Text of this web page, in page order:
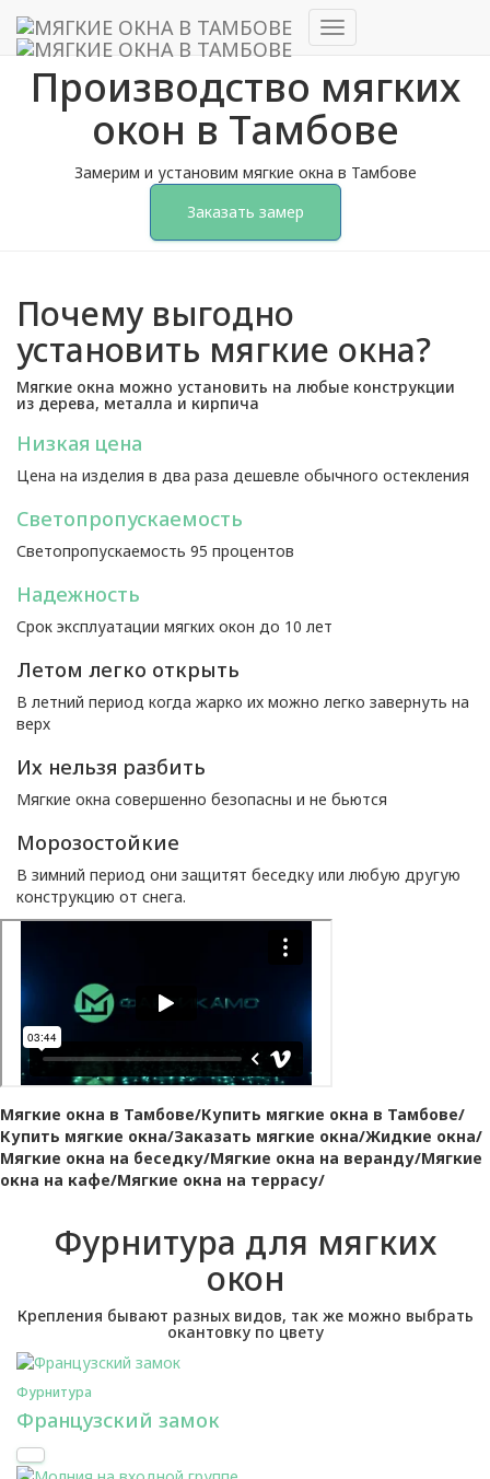
Переключить
Производство мягких
окон в Тамбове
Замерим и установим мягкие окна в Тамбове
Заказать замер
Почему выгодно
установить мягкие окна?
Мягкие окна можно установить на любые конструкции
из дерева, металла и кирпича
Низкая цена
Цена на изделия в два раза дешевле обычного остекления
Светопропускаемость
Светопропускаемость 95 процентов
Надежность
Срок эксплуатации мягких окон до 10 лет
Летом легко открыть
В летний период когда жарко их можно легко завернуть на
верх
Их нельзя разбить
Мягкие окна совершенно безопасны и не бьются
Морозостойкие
В зимний период они защитят беседку или любую другую
конструкцию от снега.
Мягкие окна в Тамбове/Купить мягкие окна в Тамбове/
Купить мягкие окна/Заказать мягкие окна/Жидкие окна/
Мягкие окна на беседку/Мягкие окна на веранду/Мягкие
окна на кафе/Мягкие окна на террасу/
Фурнитура для мягких
окон
Крепления бывают разных видов, так же можно выбрать
окантовку по цвету
Фурнитура
Французский замок